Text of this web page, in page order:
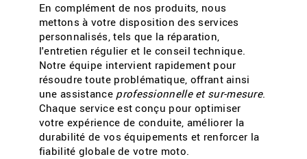
En complément de nos produits, nous
mettons à votre disposition des services
personnalisés, tels que la réparation,
l'entretien régulier et le conseil technique.
Notre équipe intervient rapidement pour
résoudre toute problématique, offrant ainsi
une assistance professionnelle et sur-mesure.
Chaque service est conçu pour optimiser
votre expérience de conduite, améliorer la
durabilité de vos équipements et renforcer la
fiabilité globale de votre moto.